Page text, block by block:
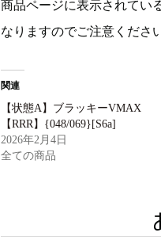
商品ページに表示されてい
なりますのでご注意ください
関連
【状態A】ブラッキーVMAX
【RRR】{048/069}[S6a]
2026年2月4日
全ての商品